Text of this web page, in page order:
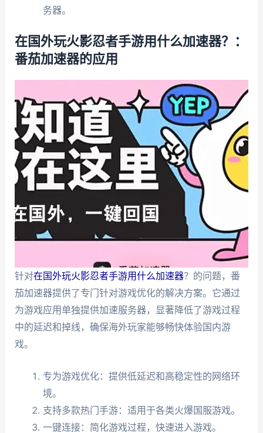
务器。
在国外玩火影忍者手游用什么加速器？：
番茄加速器的应用
针对在国外玩火影忍者手游用什么加速器？的问题，番
茄加速器提供了专门针对游戏优化的解决方案。它通过
为游戏应用单独提供加速服务器，显著降低了游戏过程
中的延迟和掉线，确保海外玩家能够畅快体验国内游
戏。
专为游戏优化：提供低延迟和高稳定性的网络环
境。
支持多款热门手游：适用于各类火爆国服游戏。
一键连接：简化游戏过程，快速进入游戏。